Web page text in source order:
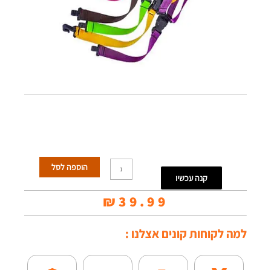
קנה עכשיו
כמות
של
רצועה
ליוקללה
הוספה לסל
₪39.99
למה לקוחות קונים אצלנו :